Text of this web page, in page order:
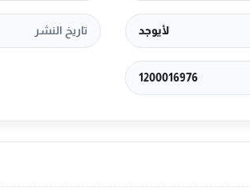
لأيوجد تاريخ النشر
1200016976